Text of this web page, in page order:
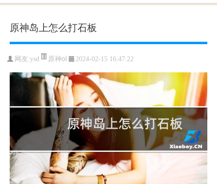
原神岛上怎么打石板
网友:ysd 原神ol 2024-02-15 16:47:22